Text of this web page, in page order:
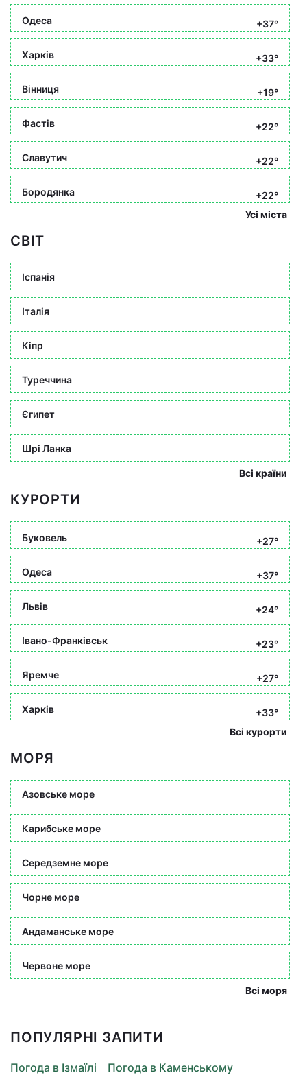
Одеса +37°
Харків +33°
Вінниця +19°
Фастів +22°
Славутич +22°
Бородянка
+22°
Усі міста
СВІТ
Іспанія
Італія
Кіпр
Туреччина
Єгипет
Шрі Ланка
Всі країни
КУРОРТИ
Буковель +27°
Одеса +37°
Львів +24°
Івано-Франківськ +23°
Яремче +27°
Харків
+33°
Всі курорти
МОРЯ
Азовське море
Карибське море
Середземне море
Чорне море
Андаманське море
Червоне море
Всі моря
ПОПУЛЯРНІ ЗАПИТИ
Погода в Ізмаїлі
Погода в Каменському